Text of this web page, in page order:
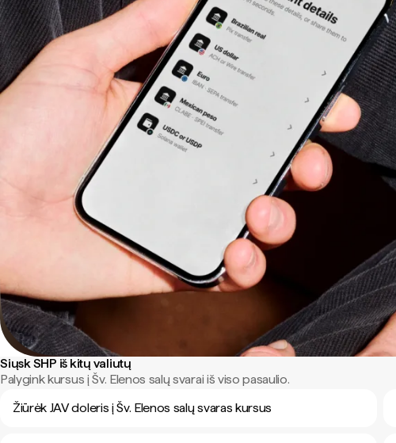
Siųsk SHP iš kitų valiutų
Palygink kursus į Šv. Elenos salų svarai iš viso pasaulio.
Žiūrėk JAV doleris į Šv. Elenos salų svaras kursus